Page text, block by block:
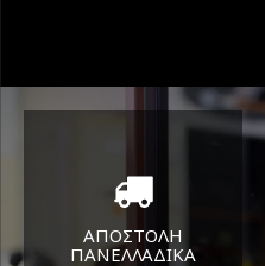
ΑΠΟΣΤΟΛΗ
ΠΑΝΕΛΛΑΔΙΚA